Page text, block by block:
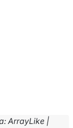
: ArrayLike |